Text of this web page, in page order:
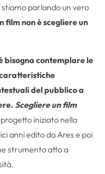
stiamo parlando un vero
film non è scegliere un
bisogna contemplare le
del pubblico a
Scegliere un film
progetto iniziato nella
anni edito da Ares e poi
strumento atto a